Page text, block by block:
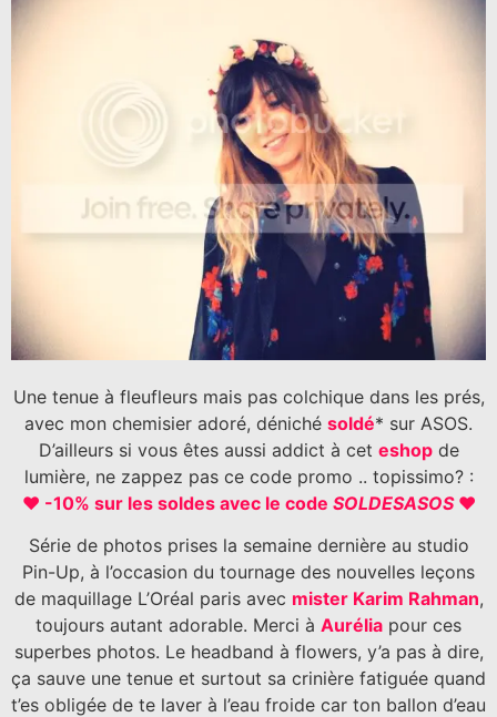
Une tenue à fleufleurs mais pas colchique dans les prés,
avec mon chemisier adoré, déniché soldé* sur ASOS.
D’ailleurs si vous êtes aussi addict à cet eshopde
lumière, ne zappez pas ce code promo .. topissimo? :
♥ -10% sur les soldes avec le code SOLDESASOS♥
Série de photos prises la semaine dernière au studio
Pin-Up, à l’occasion du tournage des nouvelles leçons
de maquillage L’Oréal paris avec mister Karim Rahman,
toujours autant adorable. Merci à Aurélia pour ces
superbes photos. Le headband à flowers, y’a pas à dire,
ça sauve une tenue et surtout sa crinière fatiguée quand
t’es obligée de te laver à l’eau froide car ton ballon d’eau